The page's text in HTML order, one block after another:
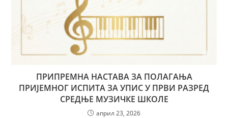
ПРИПРЕМНА НАСТАВА ЗА ПОЛАГАЊА
ПРИЈЕМНОГ ИСПИТА ЗА УПИС У ПРВИ РАЗРЕД
СРЕДЊЕ МУЗИЧКЕ ШКОЛЕ
април 23, 2026